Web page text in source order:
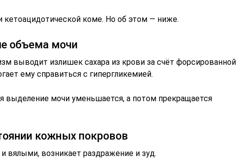
кетоацидотической коме. Но об этом — ниже.
объема мочи
выводит излишек сахара из крови за счёт форсированной
ему справиться с гипергликемией.
выделение мочи уменьшается, а потом прекращается
кожных покровов
вялыми, возникает раздражение и зуд.